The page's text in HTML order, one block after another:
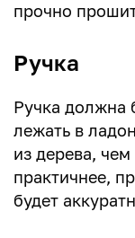
прочно
Ручка
Ручка должна
лежать в
из дерева,
практичнее,
будет